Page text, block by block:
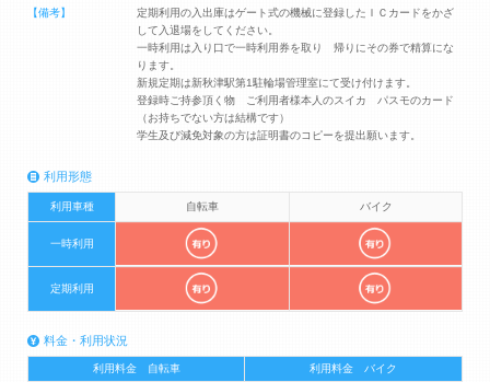
【備考】
定期利用の入出庫はゲート式の機械に登録したＩＣカードをかざ
して入退場をしてください。
一時利用は入り口で一時利用券を取り 帰りにその券で精算にな
ります。
新規定期は新秋津駅第1駐輪場管理室にて受け付けます。
登録時ご持参頂く物 ご利用者様本人のスイカ パスモのカード
（お持ちでない方は結構です）
学生及び減免対象の方は証明書のコピーを提出願います。
利用形態
利用車種 自転車 バイク
一時利用
定期利用
料金・利用状況
利用料金 自転車 利用料金 バイク